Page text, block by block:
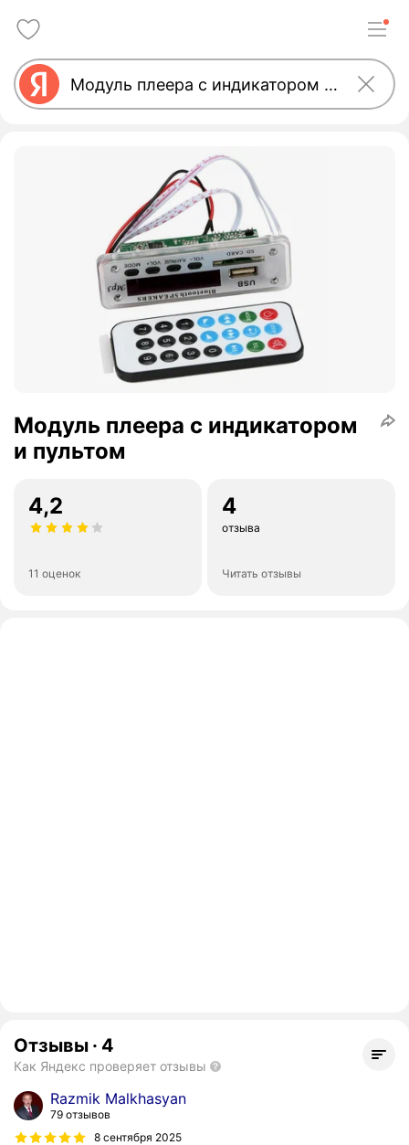
Модуль плеера с индикатором
и пультом
4,2
11 оценок
4
отзыва
Читать отзывы
Отзывы · 4
Как Яндекс проверяет отзывы
Razmik Malkhasyan
79 отзывов
8 сентября 2025